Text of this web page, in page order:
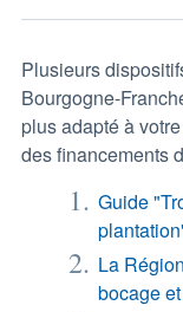
Plusieurs
Bourgogne-
plus adapté à
des financements
Guide
La
bocage